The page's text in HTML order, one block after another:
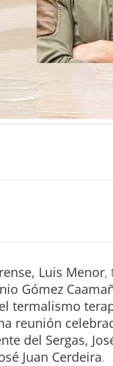
Luis Menor,
Gómez
termalismo
reunión
del Sergas,
Juan Cerdeira.